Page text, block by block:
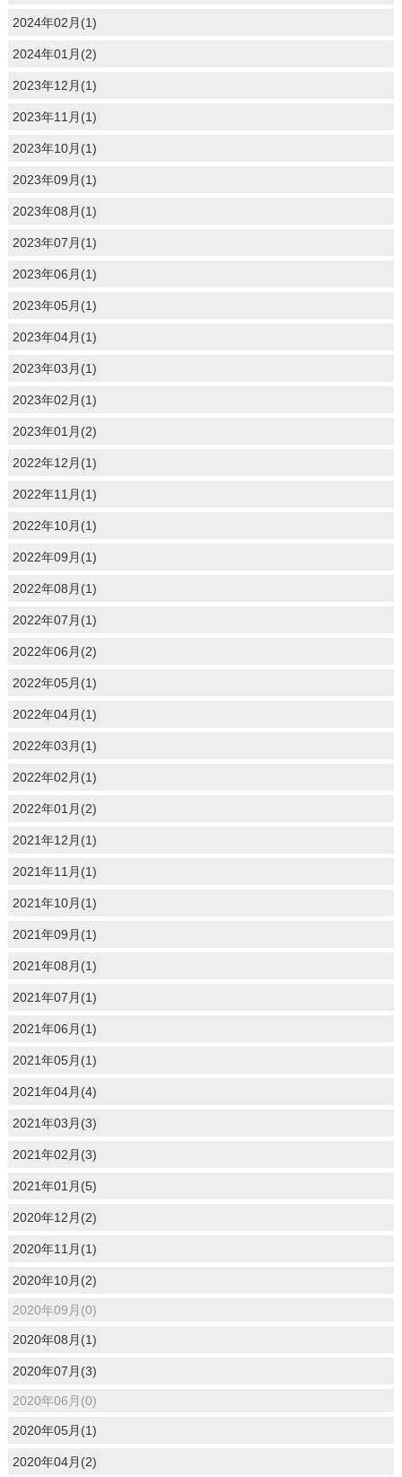
2024年02月(1)
2024年01月(2)
2023年12月(1)
2023年11月(1)
2023年10月(1)
2023年09月(1)
2023年08月(1)
2023年07月(1)
2023年06月(1)
2023年05月(1)
2023年04月(1)
2023年03月(1)
2023年02月(1)
2023年01月(2)
2022年12月(1)
2022年11月(1)
2022年10月(1)
2022年09月(1)
2022年08月(1)
2022年07月(1)
2022年06月(2)
2022年05月(1)
2022年04月(1)
2022年03月(1)
2022年02月(1)
2022年01月(2)
2021年12月(1)
2021年11月(1)
2021年10月(1)
2021年09月(1)
2021年08月(1)
2021年07月(1)
2021年06月(1)
2021年05月(1)
2021年04月(4)
2021年03月(3)
2021年02月(3)
2021年01月(5)
2020年12月(2)
2020年11月(1)
2020年10月(2)
2020年09月(0)
2020年08月(1)
2020年07月(3)
2020年06月(0)
2020年05月(1)
2020年04月(2)